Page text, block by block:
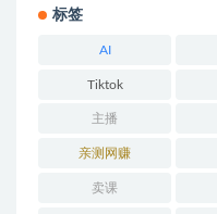
标签
AI
Tiktok
主播
亲测网赚
卖课